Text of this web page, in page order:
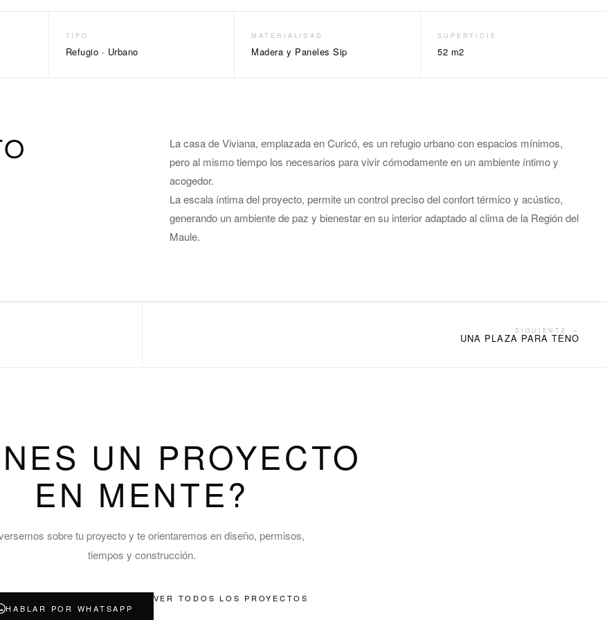
TIPO
Refugio · Urbano
MATERIALIDAD
Madera y Paneles Sip
SUPERFICIE
52 m2
La casa de Viviana, emplazada en Curicó, es un refugio urbano con espacios mínimos,
pero al mismo tiempo los necesarios para vivir cómodamente en un ambiente íntimo y
acogedor.
La escala íntima del proyecto, permite un control preciso del confort térmico y acústico,
generando un ambiente de paz y bienestar en su interior adaptado al clima de la Región del
Maule.
SIGUIENTE →
UNA PLAZA PARA TENO
UN PROYECTO
EN MENTE?
sobre tu proyecto y te orientaremos en diseño, permisos,
tiempos y construcción.
HABLAR POR WHATSAPP
VER TODOS LOS PROYECTOS